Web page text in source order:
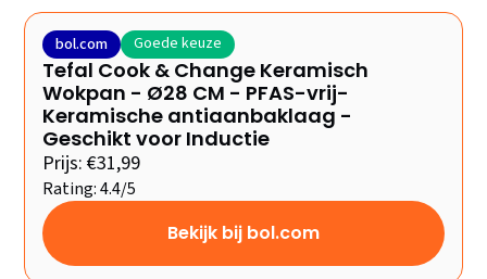
bol.com Goede keuze
Tefal Cook & Change Keramisch
Wokpan - Ø28 CM - PFAS-vrij-
Keramische antiaanbaklaag -
Geschikt voor Inductie
Prijs: €31,99
Rating: 4.4/5
Bekijk bij bol.com